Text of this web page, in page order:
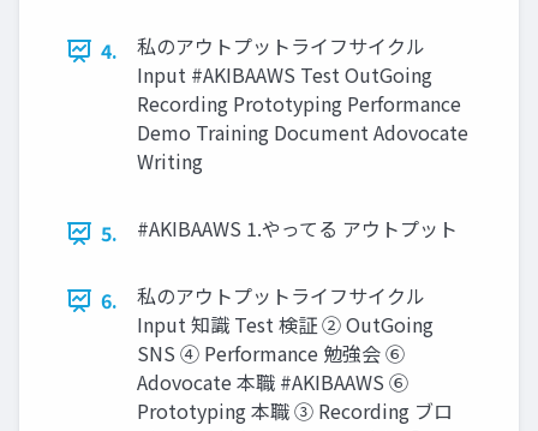
4.
私のアウトプットライフサイクル
Input #AKIBAAWS Test OutGoing
Recording Prototyping Performance
Demo Training Document Adovocate
Writing
5. #AKIBAAWS 1.やってる アウトプット
6.
私のアウトプットライフサイクル
Input 知識 Test 検証 ② OutGoing
SNS ④ Performance 勉強会 ⑥
Adovocate 本職 #AKIBAAWS ⑥
Prototyping 本職 ③ Recording ブロ